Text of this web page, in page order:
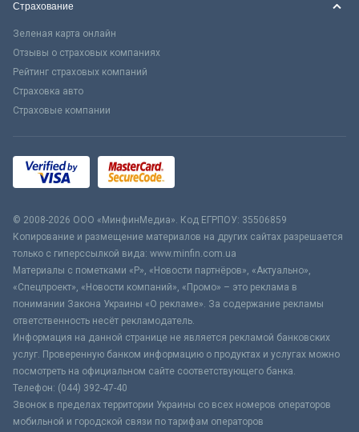
Страхование
Зеленая карта онлайн
Отзывы о страховых компаниях
Рейтинг страховых компаний
Страховка авто
Страховые компании
© 2008-2026 ООО «МинфинМедиа». Код ЕГРПОУ: 35506859
Копирование и размещение материалов на других сайтах разрешается
только с гиперссылкой вида: www.minfin.com.ua
Материалы с пометками «Р», «Новости партнёров», «Актуально»,
«Спецпроект», «Новости компаний», «Промо» – это реклама в
понимании Закона Украины «О рекламе». За содержание рекламы
ответственность несёт рекламодатель.
Информация на данной странице не является рекламой банковских
услуг. Проверенную банком информацию о продуктах и услугах можно
посмотреть на официальном сайте соответствующего банка.
Телефон: (044) 392-47-40
Звонок в пределах территории Украины со всех номеров операторов
мобильной и городской связи по тарифам операторов